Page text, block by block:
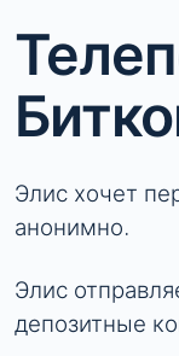
Элис хочет
анонимно.
Элис
депозитные